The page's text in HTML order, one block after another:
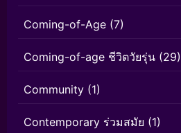
Coming-of-Age (7)
Coming-of-age ชีวิตวัยรุ่น (29)
Community (1)
Contemporary ร่วมสมัย (1)